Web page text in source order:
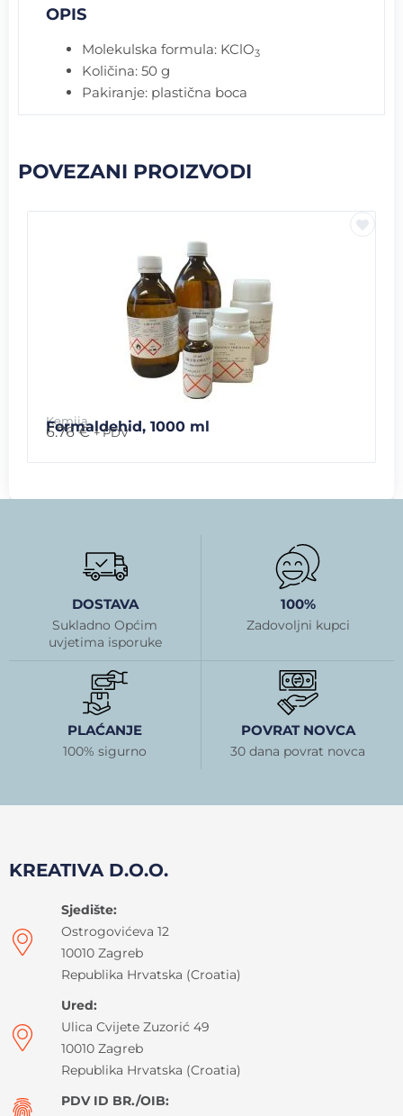
OPIS
Molekulska formula: KClO3
Količina: 50 g
Pakiranje: plastična boca
POVEZANI PROIZVODI
Kemija
Formaldehid, 1000 ml
6.76€ + PDV
DOSTAVA
Sukladno Općim
uvjetima isporuke
100%
Zadovoljni kupci
PLAĆANJE
100% sigurno
POVRAT NOVCA
30 dana povrat novca
KREATIVA D.O.O.
Sjedište:
Ostrogovićeva 12
10010 Zagreb
Republika Hrvatska (Croatia)
Ured:
Ulica Cvijete Zuzorić 49
10010 Zagreb
Republika Hrvatska (Croatia)
PDV ID BR./OIB: